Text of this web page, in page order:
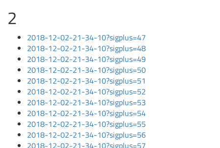
2
2018-12-02-21-34-10?sigplus=47
2018-12-02-21-34-10?sigplus=48
2018-12-02-21-34-10?sigplus=49
2018-12-02-21-34-10?sigplus=50
2018-12-02-21-34-10?sigplus=51
2018-12-02-21-34-10?sigplus=52
2018-12-02-21-34-10?sigplus=53
2018-12-02-21-34-10?sigplus=54
2018-12-02-21-34-10?sigplus=55
2018-12-02-21-34-10?sigplus=56